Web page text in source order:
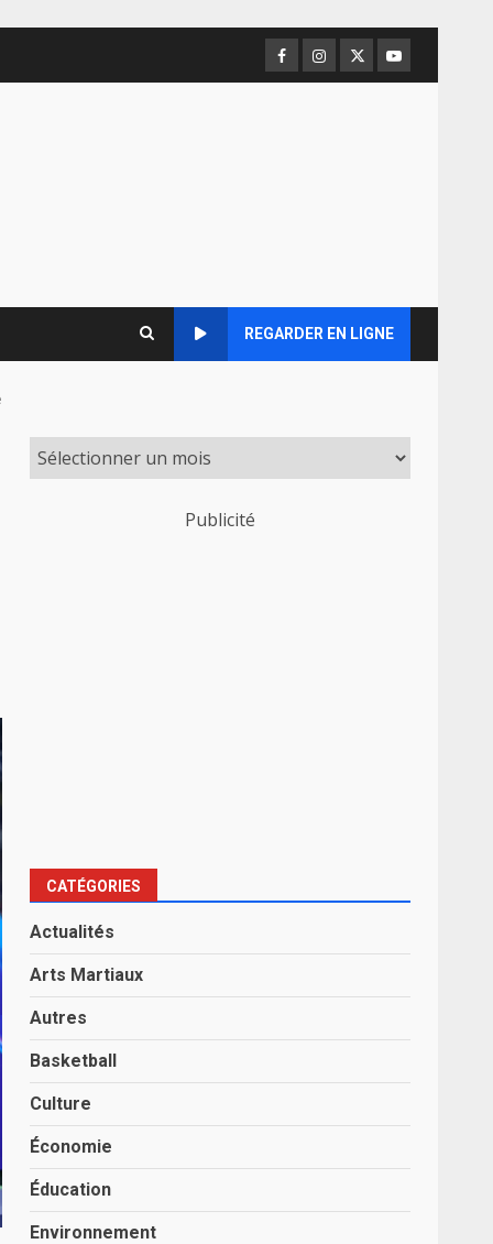
Facebook
Instagram
TwitterYoutube
REGARDER EN LIGNE
Publicité
CATÉGORIES
Actualités
Arts Martiaux
Autres
Basketball
Culture
Économie
Éducation
Environnement